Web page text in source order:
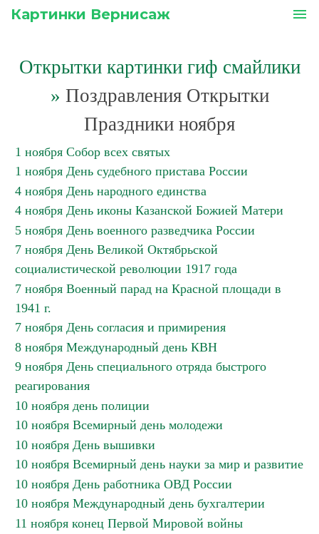
Картинки Вернисаж menu
Открытки картинки гиф смайлики
» Поздравления Открытки
Праздники ноября
1 ноября Собор всех святых
1 ноября День судебного пристава России
4 ноября День народного единства
4 ноября День иконы Казанской Божией Матери
5 ноября День военного разведчика России
7 ноября День Великой Октябрьской
социалистической революции 1917 года
7 ноября Военный парад на Красной площади в
1941 г.
7 ноября День согласия и примирения
8 ноября Международный день КВН
9 ноября День специального отряда быстрого
реагирования
10 ноября день полиции
10 ноября Всемирный день молодежи
10 ноября День вышивки
10 ноября Всемирный день науки за мир и развитие
10 ноября День работника ОВД России
10 ноября Международный день бухгалтерии
11 ноября конец Первой Мировой войны